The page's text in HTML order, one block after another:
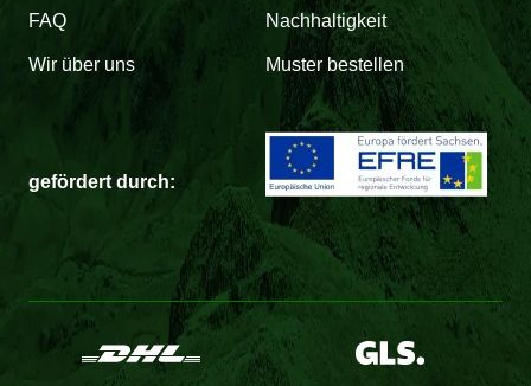
FAQ Nachhaltigkeit
Wir über uns Muster bestellen
gefördert durch: